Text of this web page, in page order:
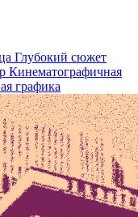
Глубокий сюжет
Кинематографичная
графика